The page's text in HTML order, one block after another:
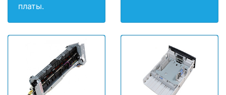
платы.